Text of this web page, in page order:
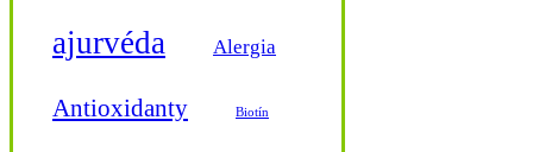
ajurvéda Alergia
Antioxidanty Biotín